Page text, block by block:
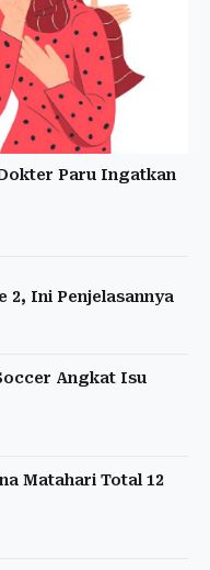
Paru Ingatkan
2, Ini Penjelasannya
Angkat Isu
Matahari Total 12